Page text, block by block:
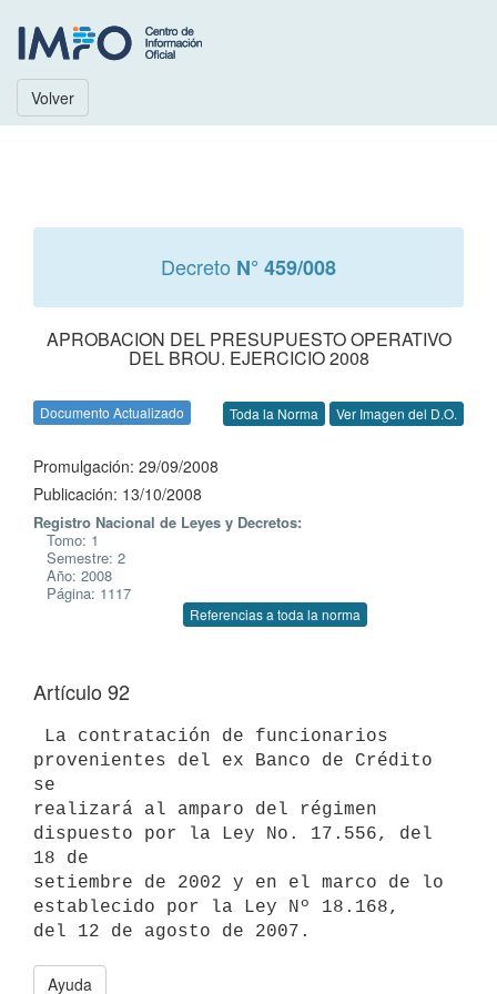
Volver
Decreto N° 459/008
APROBACION DEL PRESUPUESTO OPERATIVO
DEL BROU. EJERCICIO 2008
Documento Actualizado Toda la Norma Ver Imagen del D.O.
Promulgación: 29/09/2008
Publicación: 13/10/2008
Registro Nacional de Leyes y Decretos:
Tomo: 1
Semestre: 2
Año: 2008
Página: 1117
Referencias a toda la norma
Artículo 92
provenientes del ex Banco de Crédito
se
realizará al amparo del régimen
dispuesto por la Ley No. 17.556, del
18 de
setiembre de 2002 y en el marco de lo
establecido por la Ley Nº 18.168,
Ayuda